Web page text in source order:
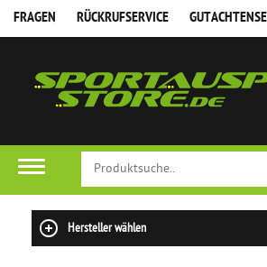
FRAGEN RÜCKRUFSERVICE
Hersteller wählen